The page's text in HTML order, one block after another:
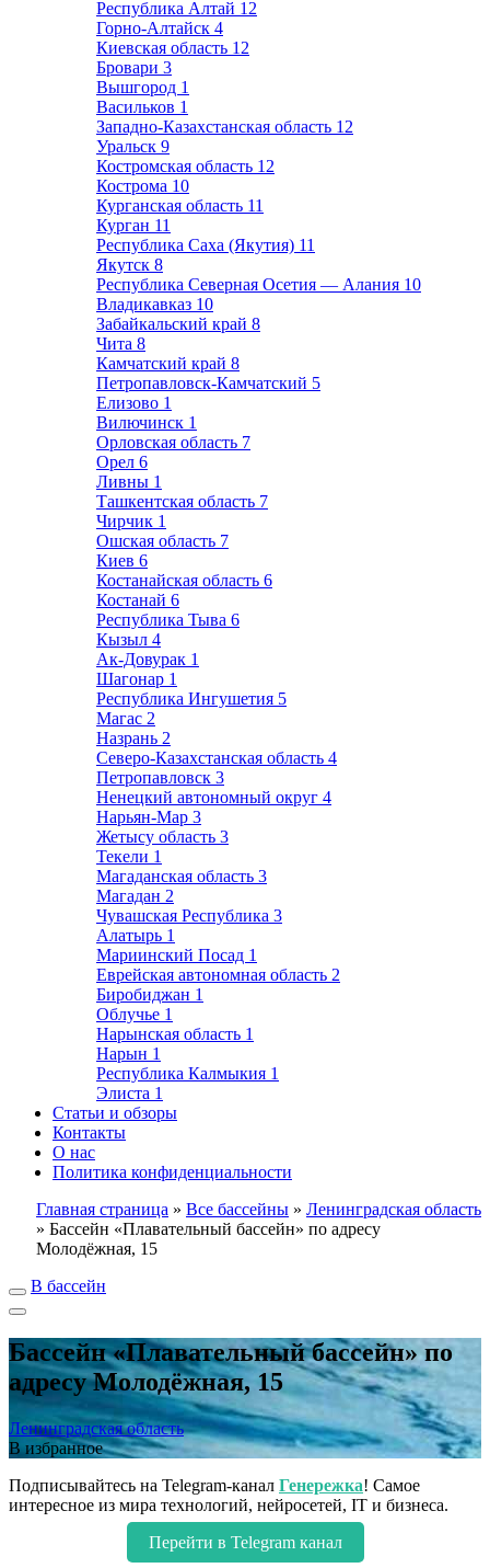
Республика Алтай 12
Горно-Алтайск 4
Киевская область 12
Бровари 3
Вышгород 1
Васильков 1
Западно-Казахстанская область 12
Уральск 9
Костромская область 12
Кострома 10
Курганская область 11
Курган 11
Республика Саха (Якутия) 11
Якутск 8
Республика Северная Осетия — Алания 10
Владикавказ 10
Забайкальский край 8
Чита 8
Камчатский край 8
Петропавловск-Камчатский 5
Елизово 1
Вилючинск 1
Орловская область 7
Орел 6
Ливны 1
Ташкентская область 7
Чирчик 1
Ошская область 7
Киев 6
Костанайская область 6
Костанай 6
Республика Тыва 6
Кызыл 4
Ак-Довурак 1
Шагонар 1
Республика Ингушетия 5
Магас 2
Назрань 2
Северо-Казахстанская область 4
Петропавловск 3
Ненецкий автономный округ 4
Нарьян-Мар 3
Жетысу область 3
Текели 1
Магаданская область 3
Магадан 2
Чувашская Республика 3
Алатырь 1
Мариинский Посад 1
Еврейская автономная область 2
Биробиджан 1
Облучье 1
Нарынская область 1
Нарын 1
Республика Калмыкия 1
Элиста 1
Статьи и обзоры
Контакты
О нас
Политика конфиденциальности
Главная страница » Все бассейны » Ленинградская область
» Бассейн «Плавательный бассейн» по адресу
Молодёжная, 15
В бассейн
Бассейн «Плавательный бассейн» по
адресу Молодёжная, 15
Ленинградская область
В избранное
Подписывайтесь на Telegram-канал Генережка! Самое
интересное из мира технологий, нейросетей, IT и бизнеса.
Перейти в Telegram канал